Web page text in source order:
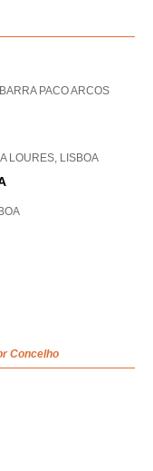
PACO ARCOS
LOURES, LISBOA
Concelho